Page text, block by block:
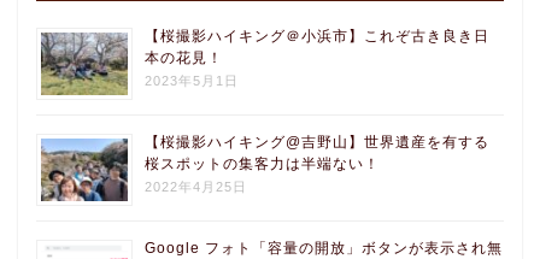
【桜撮影ハイキング＠小浜市】これぞ古き良き日
本の花見！
2023年5月1日
【桜撮影ハイキング@吉野山】世界遺産を有する
桜スポットの集客力は半端ない！
2022年4月25日
Google フォト「容量の開放」ボタンが表示され無